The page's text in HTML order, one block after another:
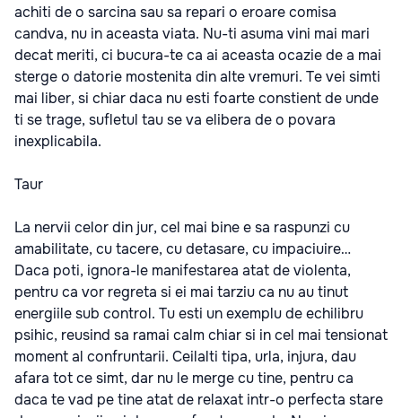
achiti de o sarcina sau sa repari o eroare comisa
candva, nu in aceasta viata. Nu-ti asuma vini mai mari
decat meriti, ci bucura-te ca ai aceasta ocazie de a mai
sterge o datorie mostenita din alte vremuri. Te vei simti
mai liber, si chiar daca nu esti foarte constient de unde
ti se trage, sufletul tau se va elibera de o povara
inexplicabila.
Taur
La nervii celor din jur, cel mai bine e sa raspunzi cu
amabilitate, cu tacere, cu detasare, cu impaciuire…
Daca poti, ignora-le manifestarea atat de violenta,
pentru ca vor regreta si ei mai tarziu ca nu au tinut
energiile sub control. Tu esti un exemplu de echilibru
psihic, reusind sa ramai calm chiar si in cel mai tensionat
moment al confruntarii. Ceilalti tipa, urla, injura, dau
afara tot ce simt, dar nu le merge cu tine, pentru ca
daca te vad pe tine atat de relaxat intr-o perfecta stare